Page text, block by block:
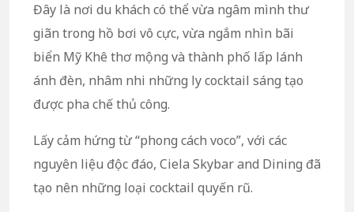
Đây là nơi du khách có thể vừa ngâm mình thư
giãn trong hồ bơi vô cực, vừa ngắm nhìn bãi
biển Mỹ Khê thơ mộng và thành phố lấp lánh
ánh đèn, nhâm nhi những ly cocktail sáng tạo
được pha chế thủ công.
Lấy cảm hứng từ “phong cách voco”, với các
nguyên liệu độc đáo, Ciela Skybar and Dining đã
tạo nên những loại cocktail quyến rũ.